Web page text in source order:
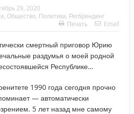
29, 2020
Общество Политика Регбрендинг
Печать
Email
смертный приговор Юрию
раздумья о моей родной
Республике…
1990 года сегодня прочно
— автоматически
5 лет назад мне самому